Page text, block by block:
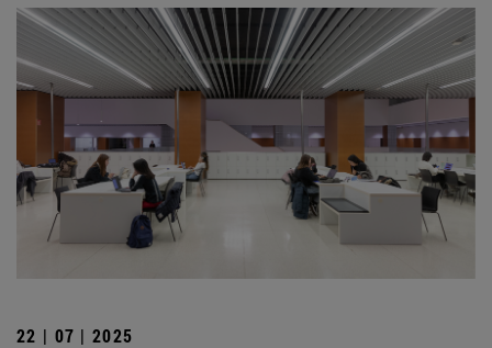
22 | 07 | 2025